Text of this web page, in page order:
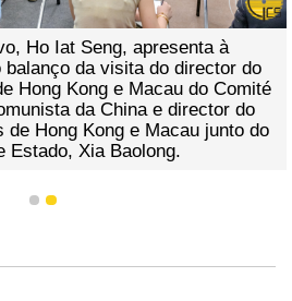
Ho Iat Seng, apresenta à
da visita do director do
Hong Kong e Macau do Comité
da China e director do
de Hong Kong e Macau junto do
Estado, Xia Baolong.
1 2